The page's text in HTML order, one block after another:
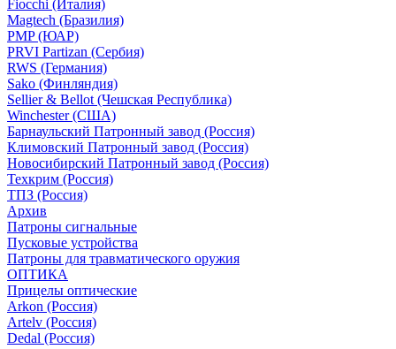
Fiocchi (Италия)
Magtech (Бразилия)
PMP (ЮАР)
PRVI Partizan (Сербия)
RWS (Германия)
Sako (Финляндия)
Sellier & Bellot (Чешская Республика)
Winchester (США)
Барнаульский Патронный завод (Россия)
Климовский Патронный завод (Россия)
Новосибирский Патронный завод (Россия)
Техкрим (Россия)
ТПЗ (Россия)
Архив
Патроны сигнальные
Пусковые устройства
Патроны для травматического оружия
ОПТИКА
Прицелы оптические
Arkon (Россия)
Artelv (Россия)
Dedal (Россия)